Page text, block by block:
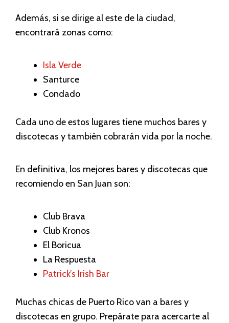
Además, si se dirige al este de la ciudad,
encontrará zonas como:
Isla Verde
Santurce
Condado
Cada uno de estos lugares tiene muchos bares y
discotecas y también cobrarán vida por la noche.
En definitiva, los mejores bares y discotecas que
recomiendo en San Juan son:
Club Brava
Club Kronos
El Boricua
La Respuesta
Patrick’s Irish Bar
Muchas chicas de Puerto Rico van a bares y
discotecas en grupo. Prepárate para acercarte al